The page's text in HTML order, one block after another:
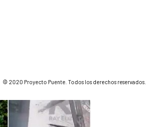
© 2020 Proyecto Puente. Todos los derechos reservados.